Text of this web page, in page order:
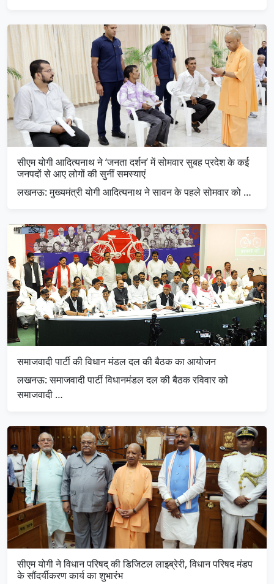
सीएम योगी आदित्यनाथ ने ‘जनता दर्शन’ में सोमवार सुबह प्रदेश के कई
जनपदों से आए लोगों की सुनीं समस्याएं
लखनऊ: मुख्यमंत्री योगी आदित्यनाथ ने सावन के पहले सोमवार को …
समाजवादी पार्टी की विधान मंडल दल की बैठक का आयोजन
लखनऊ: समाजवादी पार्टी विधानमंडल दल की बैठक रविवार को
समाजवादी …
सीएम योगी ने विधान परिषद् की डिजिटल लाइब्रेरी, विधान परिषद मंडप
के सौंदर्यीकरण कार्य का शुभारंभ